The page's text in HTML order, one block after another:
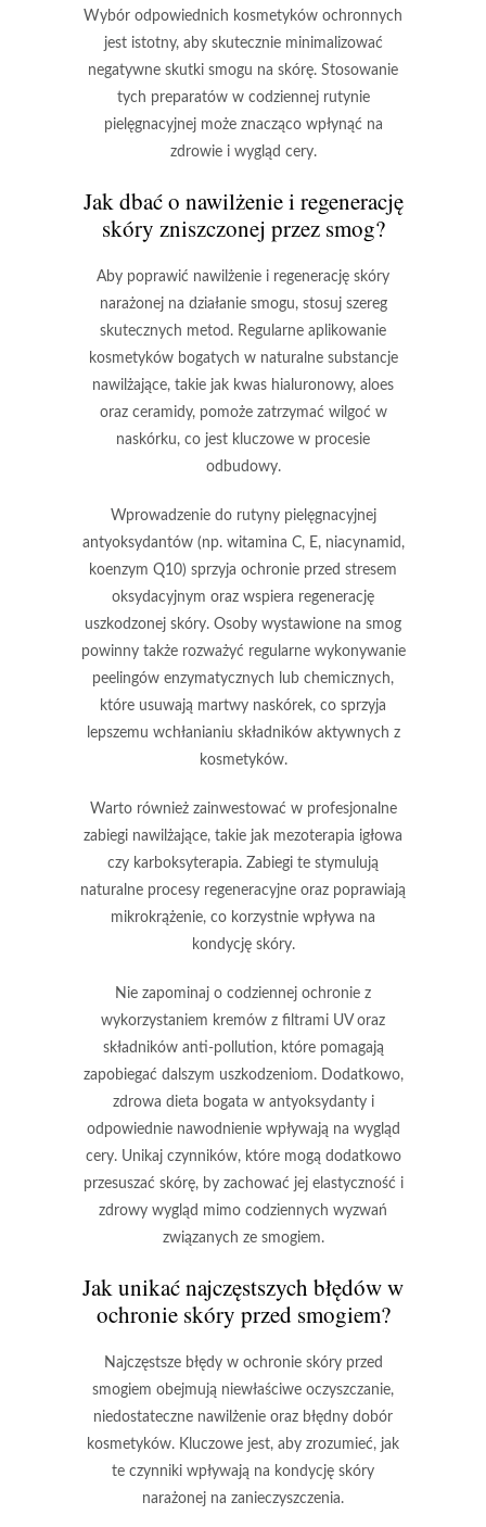
Wybór odpowiednich kosmetyków ochronnych
jest istotny, aby skutecznie minimalizować
negatywne skutki smogu na skórę. Stosowanie
tych preparatów w codziennej rutynie
pielęgnacyjnej może znacząco wpłynąć na
zdrowie i wygląd cery.
Jak dbać o nawilżenie i regenerację
skóry zniszczonej przez smog?
Aby poprawić nawilżenie i regenerację skóry
narażonej na działanie smogu, stosuj szereg
skutecznych metod. Regularne aplikowanie
kosmetyków bogatych w naturalne substancje
nawilżające, takie jak kwas hialuronowy, aloes
oraz ceramidy, pomoże zatrzymać wilgoć w
naskórku, co jest kluczowe w procesie
odbudowy.
Wprowadzenie do rutyny pielęgnacyjnej
antyoksydantów(np. witamina C, E, niacynamid,
koenzym Q10) sprzyja ochronie przed stresem
oksydacyjnym oraz wspiera regenerację
uszkodzonej skóry. Osoby wystawione na smog
powinny także rozważyć regularne wykonywanie
peelingów enzymatycznych lub chemicznych,
które usuwają martwy naskórek, co sprzyja
lepszemu wchłanianiu składników aktywnych z
kosmetyków.
Warto również zainwestować w profesjonalne
zabiegi nawilżające, takie jak mezoterapia igłowa
czy karboksyterapia. Zabiegi te stymulują
naturalne procesy regeneracyjne oraz poprawiają
mikrokrążenie, co korzystnie wpływa na
kondycję skóry.
Nie zapominaj o codziennej ochronie z
wykorzystaniem kremów z filtrami UV oraz
składników anti-pollution, które pomagają
zapobiegać dalszym uszkodzeniom. Dodatkowo,
zdrowa dieta bogata w antyoksydanty i
odpowiednie nawodnienie wpływają na wygląd
cery. Unikaj czynników, które mogą dodatkowo
przesuszać skórę, by zachować jej elastyczność i
zdrowy wygląd mimo codziennych wyzwań
związanych ze smogiem.
Jak unikać najczęstszych błędów w
ochronie skóry przed smogiem?
Najczęstsze błędy w ochronie skóry przed
smogiem obejmują niewłaściwe oczyszczanie,
niedostateczne nawilżenie oraz błędny dobór
kosmetyków. Kluczowe jest, aby zrozumieć, jak
te czynniki wpływają na kondycję skóry
narażonej na zanieczyszczenia.